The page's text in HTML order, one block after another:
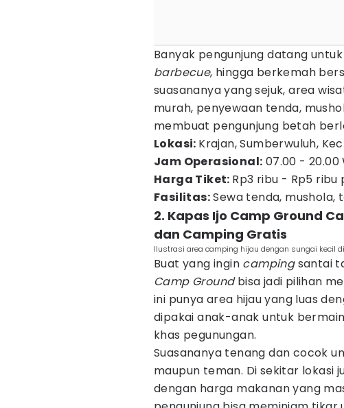
Banyak pengunjung datang
barbecue, hingga berkemah
suasananya yang sejuk, area
murah, penyewaan tenda,
membuat pengunjung betah
Lokasi: Krajan, Sumberwuluh,
Jam Operasional: 07.00 - 20.00
Harga Tiket: Rp3 ribu - Rp5 ribu
Fasilitas:Sewa tenda, mushola,
2. Kapas Ijo Camp Ground
dan Camping Gratis
Ilustrasi area camping hijau dengan sungai kecil
Buat yang ingin campingsantai
Camp Groundbisa jadi pilihan
ini punya area hijau yang luas
dipakai anak-anak untuk
khas pegunungan.
Suasananya tenang dan cocok
maupun teman. Di sekitar lokasi
dengan harga makanan yang